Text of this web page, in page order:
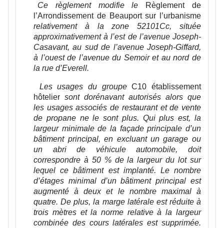
Ce règlement modifie le
Règlement de
l’Arrondissement de Beauport sur l’urbanisme
relativement à la zone 52101Cc, située
approximativement à l’est de l’avenue Joseph-
Casavant, au sud de l’avenue Joseph-Giffard,
à l’ouest de l’avenue du Semoir et au nord de
la rue d’Everell.
Les usages du groupeC10 établissement
hôteliersont dorénavant autorisés alors que
les usages associés de restaurant et de vente
de propane ne le sont plus. Qui plus est, la
largeur minimale de la façade principale d’un
bâtiment principal, en excluant un garage ou
un abri de véhicule automobile, doit
correspondre à 50 % de la largeur du lot sur
lequel ce bâtiment est implanté. Le nombre
d’étages minimal d’un bâtiment principal est
augmenté à deux et le nombre maximal à
quatre. De plus, la marge latérale est réduite à
trois mètres et la norme relative à la largeur
combinée des cours latérales est supprimée.